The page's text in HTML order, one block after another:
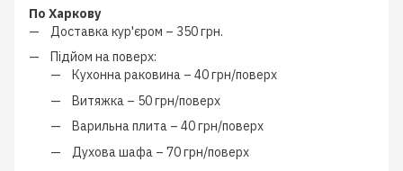
По Харкову
Доставка кур'єром – 350 грн.
Підйом на поверх:
Кухонна раковина – 40 грн/поверх
Витяжка – 50 грн/поверх
Варильна плита – 40 грн/поверх
Духова шафа – 70 грн/поверх